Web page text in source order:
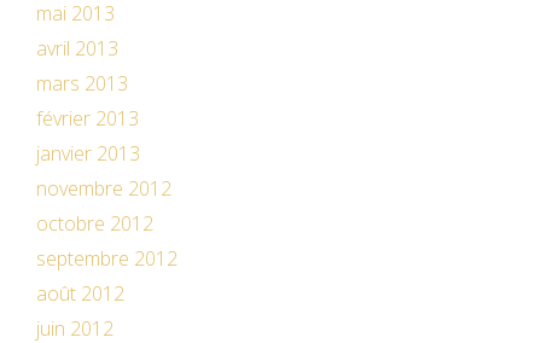
mai 2013
avril 2013
mars 2013
février 2013
janvier 2013
novembre 2012
octobre 2012
septembre 2012
août 2012
juin 2012